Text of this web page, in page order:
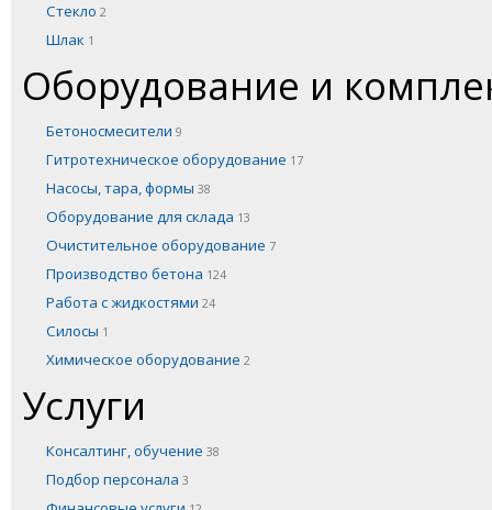
Стекло 2
Шлак 1
Оборудование и
Бетоносмесители 9
Гитротехническое оборудование 17
Насосы, тара, формы 38
Оборудование для склада 13
Очистительное оборудование 7
Производство бетона 124
Работа с жидкостями 24
Силосы 1
Химическое оборудование 2
Услуги
Консалтинг, обучение 38
Подбор персонала 3